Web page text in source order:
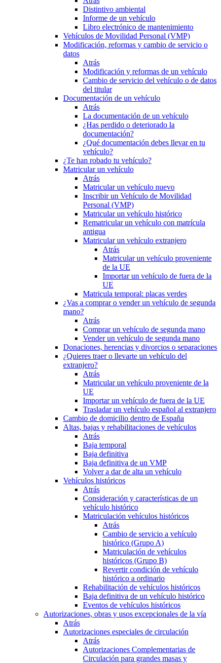
Distintivo ambiental
Informe de un vehículo
Libro electrónico de mantenimiento
Vehículos de Movilidad Personal (VMP)
Modificación, reformas y cambio de servicio o
datos
Atrás
Modificación y reformas de un vehículo
Cambio de servicio del vehículo o de datos
del titular
Documentación de un vehículo
Atrás
La documentación de un vehículo
¿Has perdido o deteriorado la
documentación?
¿Qué documentación debes llevar en tu
vehículo?
¿Te han robado tu vehículo?
Matricular un vehículo
Atrás
Matricular un vehículo nuevo
Inscribir un Vehículo de Movilidad
Personal (VMP)
Matricular un vehículo histórico
Rematricular un vehículo con matrícula
antigua
Matricular un vehículo extranjero
Atrás
Matricular un vehículo proveniente
de la UE
Importar un vehículo de fuera de la
UE
Matricula temporal: placas verdes
¿Vas a comprar o vender un vehículo de segunda
mano?
Atrás
Comprar un vehículo de segunda mano
Vender un vehículo de segunda mano
Donaciones, herencias y divorcios o separaciones
¿Quieres traer o llevarte un vehículo del
extranjero?
Atrás
Matricular un vehículo proveniente de la
UE
Importar un vehículo de fuera de la UE
Trasladar un vehículo español al extranjero
Cambio de domicilio dentro de España
Altas, bajas y rehabilitaciones de vehículos
Atrás
Baja temporal
Baja definitiva
Baja definitiva de un VMP
Volver a dar de alta un vehículo
Vehículos históricos
Atrás
Consideración y características de un
vehículo histórico
Matriculación vehículos históricos
Atrás
Cambio de servicio a vehículo
histórico (Grupo A)
Matriculación de vehículos
históricos (Grupo B)
Revertir condición de vehículo
histórico a ordinario
Rehabilitación de vehículos históricos
Baja definitiva de un vehículo histórico
Eventos de vehículos históricos
Autorizaciones, obras y usos excepcionales de la vía
Atrás
Autorizaciones especiales de circulación
Atrás
Autorizaciones Complementarias de
Circulación para grandes masas y